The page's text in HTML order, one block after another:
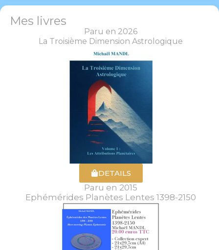
Mes livres
Paru en 2026
La Troisième Dimension Astrologique
DETAILS
Paru en 2015
Ephémérides Planètes Lentes 1398-2150